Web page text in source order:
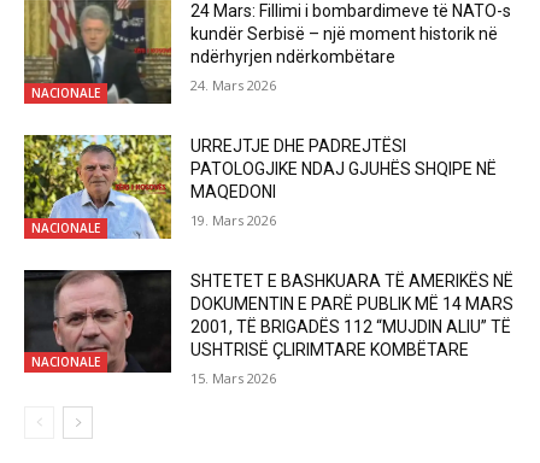
NACIONALE
24 Mars: Fillimi i bombardimeve të NATO-s
kundër Serbisë – një moment historik në
ndërhyrjen ndërkombëtare
24. Mars 2026
NACIONALE
URREJTJE DHE PADREJTËSI
PATOLOGJIKE NDAJ GJUHËS SHQIPE NË
MAQEDONI
19. Mars 2026
NACIONALE
SHTETET E BASHKUARA TË AMERIKËS NË
DOKUMENTIN E PARË PUBLIK MË 14 MARS
2001, TË BRIGADËS 112 “MUJDIN ALIU” TË
USHTRISË ÇLIRIMTARE KOMBËTARE
15. Mars 2026